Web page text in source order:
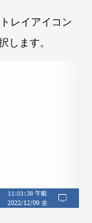
レイアイコン
します。